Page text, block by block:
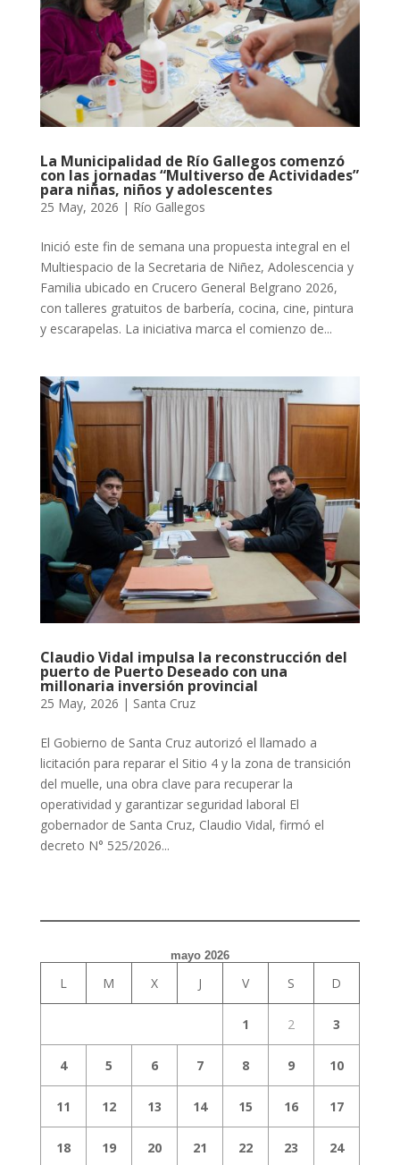
La Municipalidad de Río Gallegos comenzó
con las jornadas “Multiverso de Actividades”
para niñas, niños y adolescentes
25 May, 2026 | Río Gallegos
Inició este fin de semana una propuesta integral en el
Multiespacio de la Secretaria de Niñez, Adolescencia y
Familia ubicado en Crucero General Belgrano 2026,
con talleres gratuitos de barbería, cocina, cine, pintura
y escarapelas. La iniciativa marca el comienzo de...
Claudio Vidal impulsa la reconstrucción del
puerto de Puerto Deseado con una
millonaria inversión provincial
25 May, 2026 | Santa Cruz
El Gobierno de Santa Cruz autorizó el llamado a
licitación para reparar el Sitio 4 y la zona de transición
del muelle, una obra clave para recuperar la
operatividad y garantizar seguridad laboral El
gobernador de Santa Cruz, Claudio Vidal, firmó el
decreto N° 525/2026...
mayo 2026
L M X J V S D
1 2 3
4 5 6 7 8 9 10
11 12 13 14 15 16 17
18 19 20 21 22 23 24